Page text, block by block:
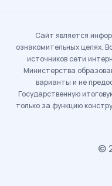
Сайт является
ознакомительных целях.
источников сети
Министерства
варианты и не
Государственную
только за функцию
©